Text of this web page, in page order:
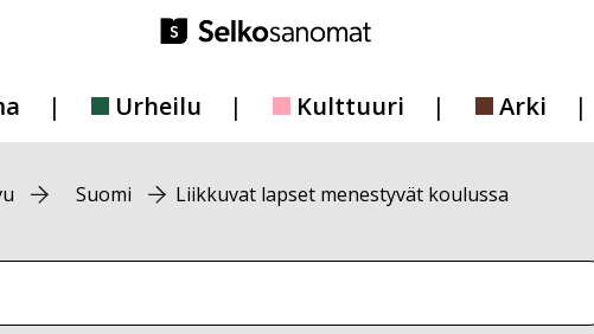
Urheilu Kulttuuri Arki
Suomi Liikkuvat lapset menestyvät koulussa